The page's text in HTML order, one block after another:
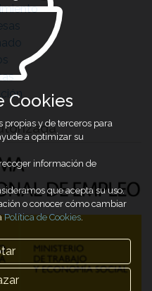
Cookies
propias y de terceros para
a optimizar su
información de
que acepta su uso.
o conocer cómo cambiar
Política de Cookies.